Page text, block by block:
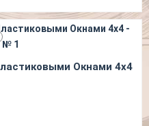
Окнами 4х4